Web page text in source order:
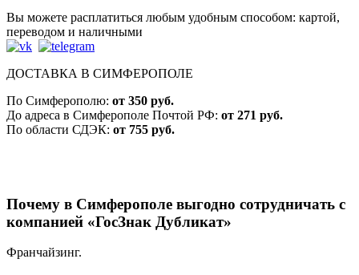
Вы можете расплатиться любым удобным способом: картой,
переводом и наличными
ДОСТАВКА В СИМФЕРОПОЛЕ
По Симферополю: от 350 руб.
До адреса в Симферополе Почтой РФ: от 271 руб.
По области СДЭК: от 755 руб.
Почему в Симферополе выгодно сотрудничать с
компанией «ГосЗнак Дубликат»
Франчайзинг.